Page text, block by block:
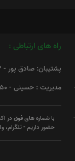
راه های ارتباطی :
پشتیبان: صادق پور - 09378608043
مدیریت : حسینی - 09123180050
با شماره های فوق در
حضور داریم - تلگرام،